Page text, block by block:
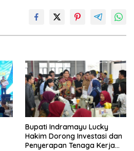
Bupati Indramayu Lucky
Hakim Dorong Investasi dan
Penyerapan Tenaga Kerja